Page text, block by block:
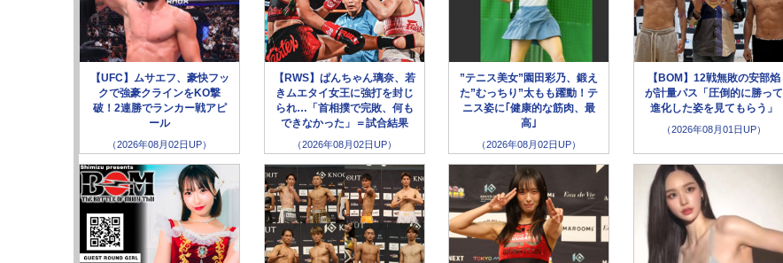
【UFC】ムサエフ、豪快フッ
クで強豪クラインをKO撃
破！2連勝でランカー戦アピ
ール
（2026年08月02日UP）
【RWS】ぱんちゃん璃奈、若
きムエタイ女王に強打を封じ
られ…「首相撲で完敗、何も
できなかった」＝試合結果
（2026年08月02日UP）
”テニス美女”園田彩乃、鍛え
た”むっちり”太もも躍動！テ
ニス姿に｢健康的な筋肉、最
高｣
（2026年08月02日UP）
【BOM】12戦無敗の安部焰
が計量パス「圧倒的に勝って
進化した姿を見てもらう」
（2026年08月01日UP）